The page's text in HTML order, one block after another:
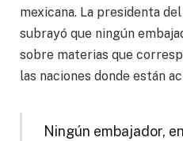
mexicana. La presidenta
subrayó que ningún
sobre materias que
las naciones donde están
Ningún embajador,